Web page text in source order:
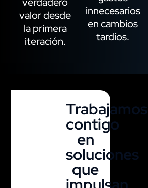
valor desde
la primera
iteración.
innecesarios
en cambios
tardíos.
Trabajamos
contigo
en
soluciones
que